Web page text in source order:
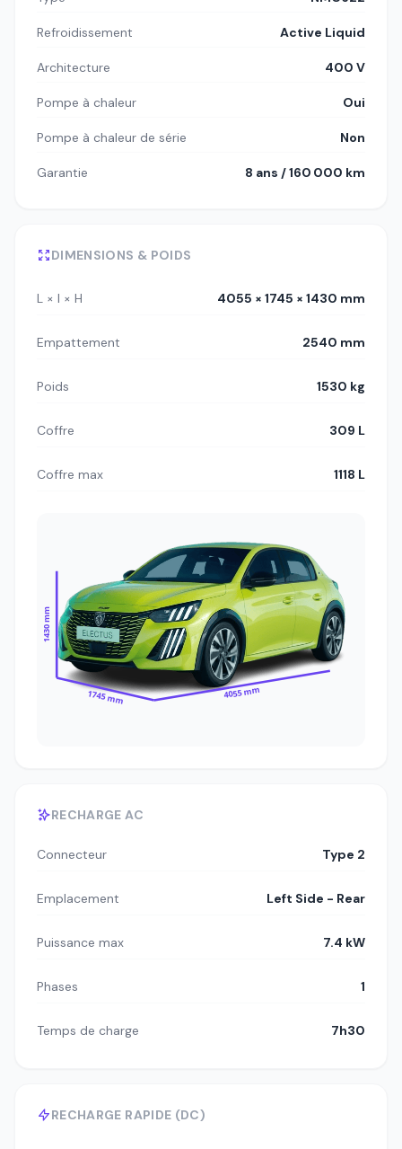
Refroidissement Active Liquid
Architecture 400 V
Pompe à chaleur Oui
Pompe à chaleur de série Non
Garantie 8 ans / 160 000 km
DIMENSIONS & POIDS
L × l × H 4055 × 1745 × 1430 mm
Empattement 2540 mm
Poids 1530 kg
Coffre 309 L
Coffre max 1118 L
1430 mm
1745 mm 4055 mm
RECHARGE AC
Connecteur Type 2
Emplacement Left Side - Rear
Puissance max 7.4 kW
Phases 1
Temps de charge 7h30
RECHARGE RAPIDE (DC)